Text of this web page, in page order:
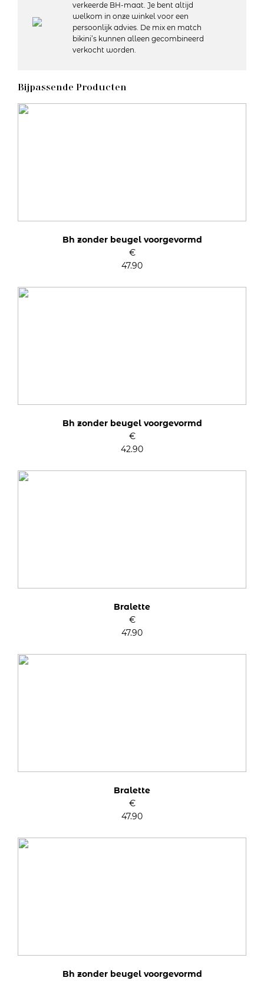
– Heuphoogte: Normaal
– Bedekt de billen gedeeltelijk
– Katoenen kruisje
– Brede elastische tailleband met CK logo
op gereduceerde temperatuur
verkeerde BH-maat. Je bent altijd
welkom in onze winkel voor een
persoonlijk advies. De mix en match
bikini’s kunnen alleen gecombineerd
verkocht worden.
Bijpassende Producten
Bh zonder beugel voorgevormd
€
47.90
Bh zonder beugel voorgevormd
€
42.90
Bralette
€
47.90
Bralette
€
47.90
Bh zonder beugel voorgevormd